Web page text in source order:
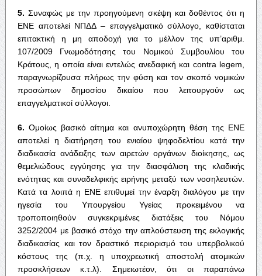
5.Συναφώς με την προηγούμενη σκέψη και δοθέντος ότι η
ΕΝΕ αποτελεί ΝΠΔΔ – επαγγελματικό σύλλογο, καθίσταται
επιτακτική η μη αποδοχή για το μέλλον της υπ’αριθμ.
107/2009 Γνωμοδότησης του Νομικού Συμβουλίου του
Κράτους, η οποία είναι εντελώς ανεδαφική και contra legem,
παραγνωρίζουσα πλήρως την φύση και τον σκοπό νομικών
προσώπων δημοσίου δικαίου που λειτουργούν ως
επαγγελματικοί σύλλογοι.
6.Ομοίως βασικό αίτημα και ανυποχώρητη θέση της ΕΝΕ
αποτελεί η διατήρηση του ενιαίου ψηφοδελτίου κατά την
διαδικασία ανάδειξης των αιρετών οργάνων διοίκησης, ως
θεμελιώδους εγγύησης για την διασφάλιση της κλαδικής
ενότητας και συναδελφικής ειρήνης μεταξύ των νοσηλευτών.
Κατά τα λοιπά η ΕΝΕ επιθυμεί την έναρξη διαλόγου με την
ηγεσία του Υπουργείου Υγείας προκειμένου να
τροποποιηθούν συγκεκριμένες διατάξεις του Νόμου
3252/2004 με βασικό στόχο την απλούστευση της εκλογικής
διαδικασίας και τον δραστικό περιορισμό του υπερβολικού
κόστους της (π.χ. η υποχρεωτική αποστολή ατομικών
προσκλήσεων κ.τ.λ). Σημειωτέον, ότι οι παραπάνω